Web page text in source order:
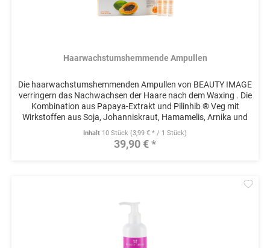
Haarwachstumshemmende Ampullen
Die haarwachstumshemmenden Ampullen von BEAUTY IMAGE
verringern das Nachwachsen der Haare nach dem Waxing . Die
Kombination aus Papaya-Extrakt und Pilinhib ® Veg mit
Wirkstoffen aus Soja, Johanniskraut, Hamamelis, Arnika und
Urea...
Inhalt 10 Stück (3,99 € * / 1 Stück)
39,90 € *